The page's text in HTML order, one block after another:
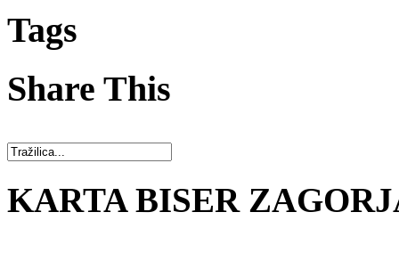
Tags
Share This
KARTA BISER